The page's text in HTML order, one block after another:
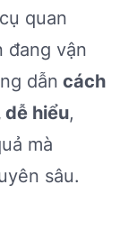
quan
đang vận
dẫn cách
hiểu,
mà
sâu.